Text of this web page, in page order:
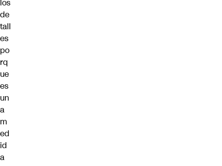
los
de
tall
es
po
rq
ue
es
un
a
m
ed
id
a